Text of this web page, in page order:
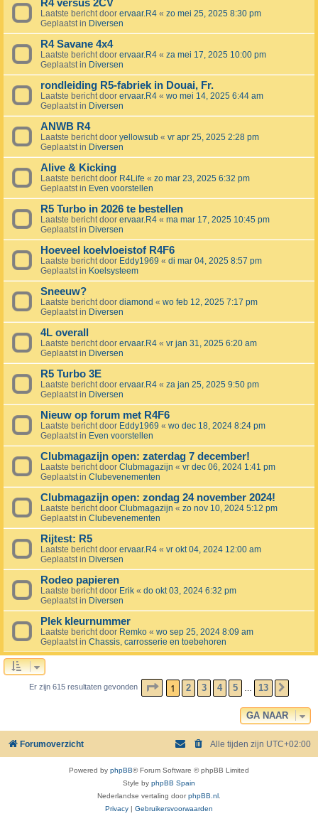
R4 versus 2CV
Laatste bericht door ervaar.R4 « zo mei 25, 2025 8:30 pm
Geplaatst in Diversen
R4 Savane 4x4
Laatste bericht door ervaar.R4 « za mei 17, 2025 10:00 pm
Geplaatst in Diversen
rondleiding R5-fabriek in Douai, Fr.
Laatste bericht door ervaar.R4 « wo mei 14, 2025 6:44 am
Geplaatst in Diversen
ANWB R4
Laatste bericht door yellowsub « vr apr 25, 2025 2:28 pm
Geplaatst in Diversen
Alive & Kicking
Laatste bericht door R4Life « zo mar 23, 2025 6:32 pm
Geplaatst in Even voorstellen
R5 Turbo in 2026 te bestellen
Laatste bericht door ervaar.R4 « ma mar 17, 2025 10:45 pm
Geplaatst in Diversen
Hoeveel koelvloeistof R4F6
Laatste bericht door Eddy1969 « di mar 04, 2025 8:57 pm
Geplaatst in Koelsysteem
Sneeuw?
Laatste bericht door diamond « wo feb 12, 2025 7:17 pm
Geplaatst in Diversen
4L overall
Laatste bericht door ervaar.R4 « vr jan 31, 2025 6:20 am
Geplaatst in Diversen
R5 Turbo 3E
Laatste bericht door ervaar.R4 « za jan 25, 2025 9:50 pm
Geplaatst in Diversen
Nieuw op forum met R4F6
Laatste bericht door Eddy1969 « wo dec 18, 2024 8:24 pm
Geplaatst in Even voorstellen
Clubmagazijn open: zaterdag 7 december!
Laatste bericht door Clubmagazijn « vr dec 06, 2024 1:41 pm
Geplaatst in Clubevenementen
Clubmagazijn open: zondag 24 november 2024!
Laatste bericht door Clubmagazijn « zo nov 10, 2024 5:12 pm
Geplaatst in Clubevenementen
Rijtest: R5
Laatste bericht door ervaar.R4 « vr okt 04, 2024 12:00 am
Geplaatst in Diversen
Rodeo papieren
Laatste bericht door Erik « do okt 03, 2024 6:32 pm
Geplaatst in Diversen
Plek kleurnummer
Laatste bericht door Remko « wo sep 25, 2024 8:09 am
Geplaatst in Chassis, carrosserie en toebehoren
Er zijn 615 resultaten gevonden PAGINA VAN 13
1 2 3 4 5 13
GA NAAR
Forumoverzicht Alle tijden zijn UTC+02:00
Powered by phpBB® Forum Software © phpBB Limited
Style by phpBB Spain
Nederlandse vertaling doorphpBB.nl .
Privacy
Gebruikersvoorwaarden